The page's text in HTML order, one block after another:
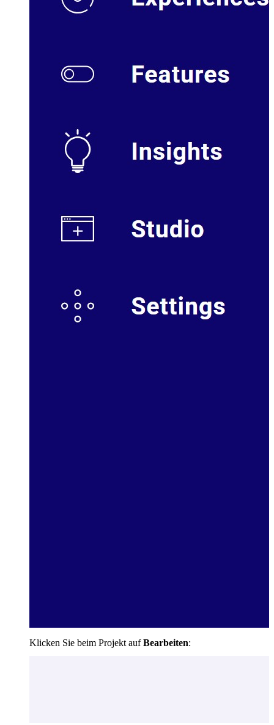
Klicken Sie beim Projekt aufBearbeiten: